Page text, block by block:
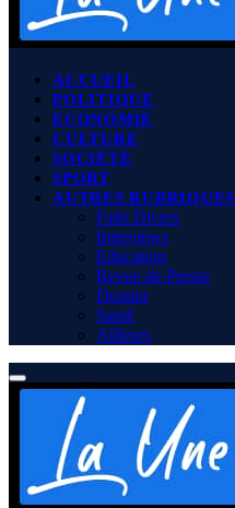
ACCUEIL
POLITIQUE
ECONOMIE
CULTURE
SOCIÉTÉ
SPORT
AUTRES RUBRIQUES
Faits Divers
Interviews
Education
Revue de Presse
Dossier
Santé
Ailleurs